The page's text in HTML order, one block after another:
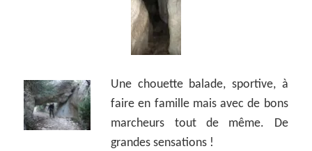
Une chouette balade, sportive, à
faire en famille mais avec de bons
marcheurs tout de même. De
grandes sensations !